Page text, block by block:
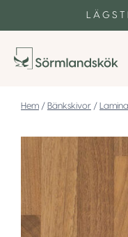
/ Bänkskivor /